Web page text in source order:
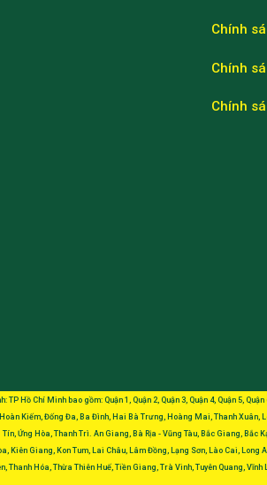
Chính
Chính
Chính
Chí Minh bao gồm: Quận 1, Quận 2, Quận 3, Quận 4, Quận 5, Quận
Kiếm, Đống Đa, Ba Đình, Hai Bà Trưng, Hoàng Mai, Thanh
Ứng Hòa, Thanh Trì. An Giang, Bà Rịa - Vũng Tàu, Bắc Giang,
Giang, Kon Tum, Lai Châu, Lâm Đồng, Lạng Sơn, Lào Cai, Long
Thanh Hóa, Thừa Thiên Huế, Tiền Giang, Trà Vinh, Tuyên Quang, Vĩnh